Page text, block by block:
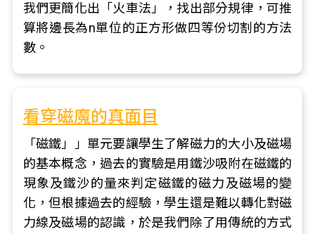
我們更簡化出「火車法」，找出部分規律，可推
算將邊長為n單位的正方形做四等份切割的方法
數。
看穿磁魔的真面目
「磁鐵」」單元要讓學生了解磁力的大小及磁場
的基本概念，過去的實驗是用鐵沙吸附在磁鐵的
現象及鐵沙的量來判定磁鐵的磁力及磁場的變
化，但根據過去的經驗，學生還是難以轉化對磁
力線及磁場的認識，於是我們除了用傳統的方式